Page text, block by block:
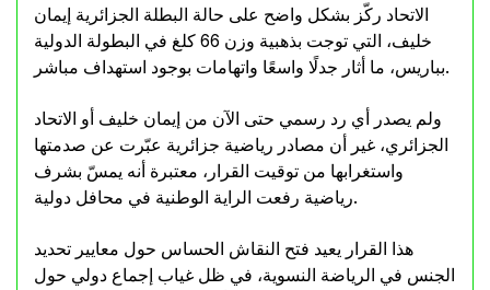
الاتحاد ركّز بشكل واضح على حالة البطلة الجزائرية إيمان
خليف، التي توجت بذهبية وزن 66 كلغ في البطولة الدولية
بباريس، ما أثار جدلًا واسعًا واتهامات بوجود استهداف مباشر.
ولم يصدر أي رد رسمي حتى الآن من إيمان خليف أو الاتحاد
الجزائري، غير أن مصادر رياضية جزائرية عبّرت عن صدمتها
واستغرابها من توقيت القرار، معتبرة أنه يمسّ بشرف
رياضية رفعت الراية الوطنية في محافل دولية.
هذا القرار يعيد فتح النقاش الحساس حول معايير تحديد
الجنس في الرياضة النسوية، في ظل غياب إجماع دولي حول